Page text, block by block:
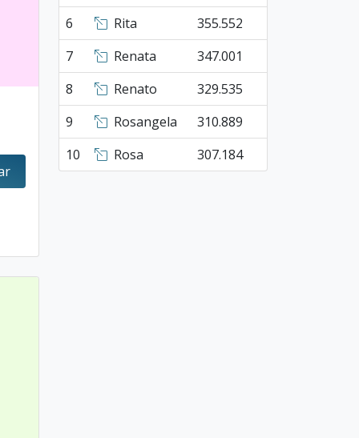
6
Rita
355.552
7
Renata
347.001
8
Renato
329.535
9
Rosangela
310.889
10
Rosa 307.184